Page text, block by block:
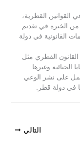
القوانين القطرية،
10 سنوات من الخبرة في تقديم
القانونية في دولة
القطري مثل
وغيرها.
على نشر الوعي
في دولة قطر.
التالي